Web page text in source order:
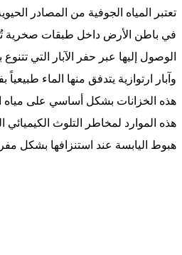
تعتبر المياه الجوفية من المصادر
في باطن الأرض داخل طبقات صخرية
الوصول إليها عبر حفر الآبار التي
وآبار ارتوازية يتدفق منها الماء
هذه الخزانات بشكل أساسي على مياه
هذه الموارد لمخاطر التلوث الكيميائي
هبوط اليابسة عند استنزافها بشكل